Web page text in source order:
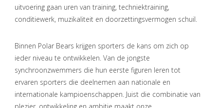
uitvoering gaan uren van training, techniektraining,
conditiewerk, muzikaliteit en doorzettingsvermogen schuil.
Binnen Polar Bears krijgen sporters de kans om zich op
ieder niveau te ontwikkelen. Van de jongste
synchroonzwemmers die hun eerste figuren leren tot
ervaren sporters die deelnemen aan nationale en
internationale kampioenschappen. Juist die combinatie van